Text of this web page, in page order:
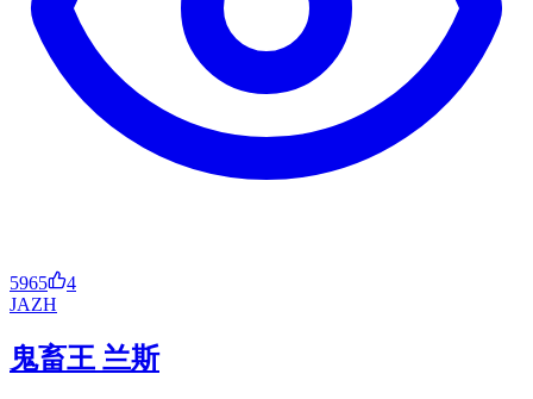
5965
4
JAZH
鬼畜王 兰斯